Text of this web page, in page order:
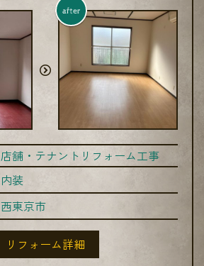
after
店舗・テナントリフォーム工事
内装
西東京市
リフォーム詳細